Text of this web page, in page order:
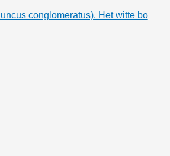
conglomeratus). Het witte bo